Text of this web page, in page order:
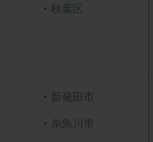
・ 秋葉区
・ 新発田市
・ 糸魚川市